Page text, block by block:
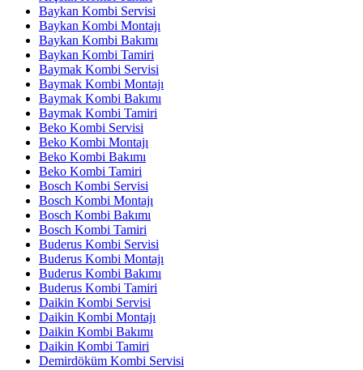
Baykan Kombi Servisi
Baykan Kombi Montajı
Baykan Kombi Bakımı
Baykan Kombi Tamiri
Baymak Kombi Servisi
Baymak Kombi Montajı
Baymak Kombi Bakımı
Baymak Kombi Tamiri
Beko Kombi Servisi
Beko Kombi Montajı
Beko Kombi Bakımı
Beko Kombi Tamiri
Bosch Kombi Servisi
Bosch Kombi Montajı
Bosch Kombi Bakımı
Bosch Kombi Tamiri
Buderus Kombi Servisi
Buderus Kombi Montajı
Buderus Kombi Bakımı
Buderus Kombi Tamiri
Daikin Kombi Servisi
Daikin Kombi Montajı
Daikin Kombi Bakımı
Daikin Kombi Tamiri
Demirdöküm Kombi Servisi